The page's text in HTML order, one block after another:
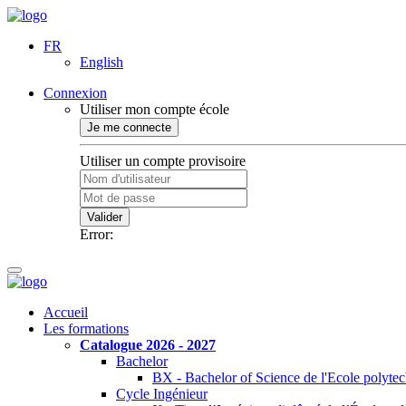
FR
English
Connexion
Utiliser mon compte école
Je me connecte
Utiliser un compte provisoire
Valider
Error:
Accueil
Les formations
Catalogue 2026 - 2027
Bachelor
BX - Bachelor of Science de l'Ecole
Cycle Ingénieur